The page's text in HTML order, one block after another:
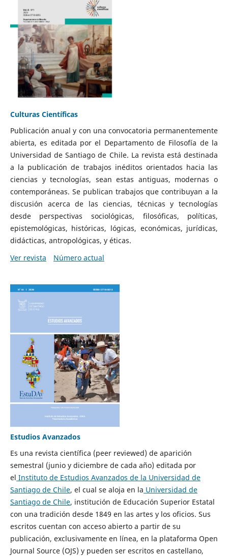
Culturas Científicas
Publicación anual y con una convocatoria permanentemente
abierta, es editada por el Departamento de Filosofía de la
Universidad de Santiago de Chile. La revista está destinada
a la publicación de trabajos inéditos orientados hacia las
ciencias y tecnologías, sean estas antiguas, modernas o
contemporáneas. Se publican trabajos que contribuyan a la
discusión acerca de las ciencias, técnicas y tecnologías
desde perspectivas sociológicas, filosóficas, políticas,
epistemológicas, históricas, lógicas, económicas, jurídicas,
didácticas, antropológicas, y éticas.
Ver revista
Número actual
Estudios Avanzados
Es una revista científica (peer reviewed) de aparición
semestral (junio y diciembre de cada año) editada por
el Instituto de Estudios Avanzados de la Universidad de
Santiago de Chile, el cual se aloja en la Universidad de
Santiago de Chile, institución de Educación Superior Estatal
con una tradición desde 1849 en las artes y los oficios. Sus
escritos cuentan con acceso abierto a partir de su
publicación, exclusivamente en línea, en la plataforma Open
Journal Source (OJS) y pueden ser escritos en castellano,